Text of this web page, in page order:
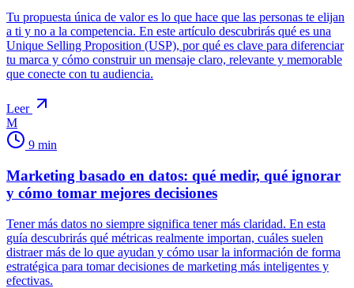
Tu propuesta única de valor es lo que hace que las personas te elijan
a ti y no a la competencia. En este artículo descubrirás qué es una
Unique Selling Proposition (USP), por qué es clave para diferenciar
tu marca y cómo construir un mensaje claro, relevante y memorable
que conecte con tu audiencia.
Leer
M
9 min
Marketing basado en datos: qué medir, qué ignorar
y cómo tomar mejores decisiones
Tener más datos no siempre significa tener más claridad. En esta
guía descubrirás qué métricas realmente importan, cuáles suelen
distraer más de lo que ayudan y cómo usar la información de forma
estratégica para tomar decisiones de marketing más inteligentes y
efectivas.